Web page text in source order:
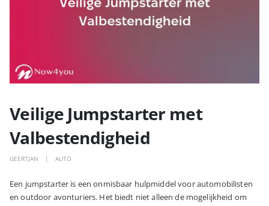
Veilige Jumpstarter met
Valbestendigheid
GEERTJAN AUTO
Een jumpstarter is een onmisbaar hulpmiddel voor automobilisten
en outdoor avonturiers. Het biedt niet alleen de mogelijkheid om